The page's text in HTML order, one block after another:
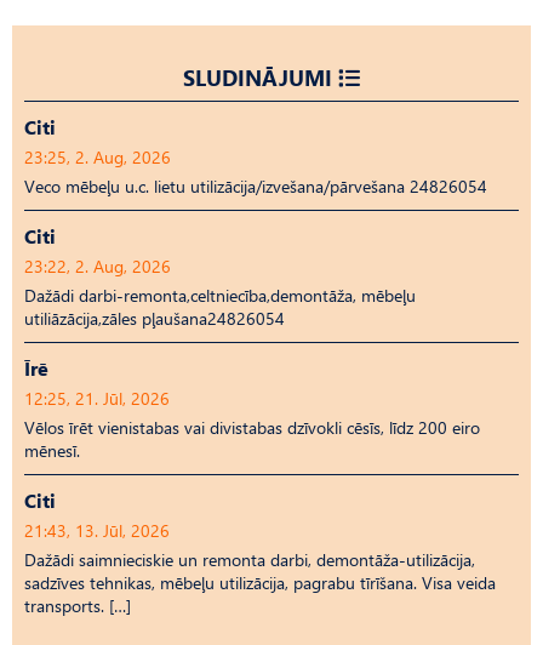
SLUDINĀJUMI
Citi
23:25, 2. Aug, 2026
Veco mēbeļu u.c. lietu utilizācija/izvešana/pārvešana 24826054
Citi
23:22, 2. Aug, 2026
Dažādi darbi-remonta,celtniecība,demontāža, mēbeļu
utiliāzācija,zāles pļaušana24826054
Īrē
12:25, 21. Jūl, 2026
Vēlos īrēt vienistabas vai divistabas dzīvokli cēsīs, līdz 200 eiro
mēnesī.
Citi
21:43, 13. Jūl, 2026
Dažādi saimnieciskie un remonta darbi, demontāža-utilizācija,
sadzīves tehnikas, mēbeļu utilizācija, pagrabu tīrīšana. Visa veida
transports. […]